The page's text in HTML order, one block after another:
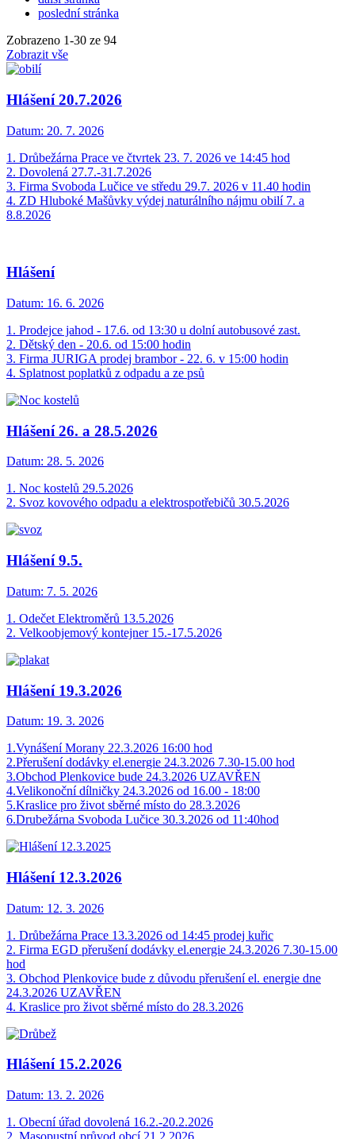
poslední stránka
Zobrazeno 1-30 ze 94
Zobrazit vše
Hlášení 20.7.2026
Datum: 20. 7. 2026
1. Drůbežárna Prace ve čtvrtek 23. 7. 2026 ve 14:45 hod
2. Dovolená 27.7.-31.7.2026
3. Firma Svoboda Lučice ve středu 29.7. 2026 v 11.40 hodin
4. ZD Hluboké Mašůvky výdej naturálního nájmu obilí 7. a
8.8.2026
Hlášení
Datum: 16. 6. 2026
1. Prodejce jahod - 17.6. od 13:30 u dolní autobusové zast.
2. Dětský den - 20.6. od 15:00 hodin
3. Firma JURIGA prodej brambor - 22. 6. v 15:00 hodin
4. Splatnost poplatků z odpadu a ze psů
Hlášení 26. a 28.5.2026
Datum: 28. 5. 2026
1. Noc kostelů 29.5.2026
2. Svoz kovového odpadu a elektrospotřebičů 30.5.2026
Hlášení 9.5.
Datum: 7. 5. 2026
1. Odečet Elektroměrů 13.5.2026
2. Velkoobjemový kontejner 15.-17.5.2026
Hlášení 19.3.2026
Datum: 19. 3. 2026
1.Vynášení Morany 22.3.2026 16:00 hod
2.Přerušení dodávky el.energie 24.3.2026 7.30-15.00 hod
3.Obchod Plenkovice bude 24.3.2026 UZAVŘEN
4.Velikonoční dílničky 24.3.2026 od 16.00 - 18:00
5.Kraslice pro život sběrné místo do 28.3.2026
6.Drubežárna Svoboda Lučice 30.3.2026 od 11:40hod
Hlášení 12.3.2026
Datum: 12. 3. 2026
1. Drůbežárna Prace 13.3.2026 od 14:45 prodej kuřic
2. Firma EGD přerušení dodávky el.energie 24.3.2026 7.30-15.00
hod
3. Obchod Plenkovice bude z důvodu přerušení el. energie dne
24.3.2026 UZAVŘEN
4. Kraslice pro život sběrné místo do 28.3.2026
Hlášení 15.2.2026
Datum: 13. 2. 2026
1. Obecní úřad dovolená 16.2.-20.2.2026